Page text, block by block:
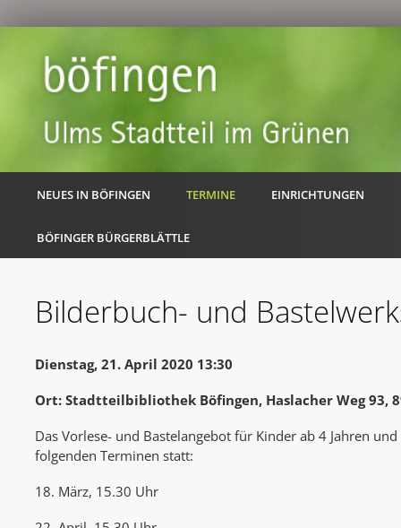
NEUES IN BÖFINGEN TERMINE EINRICHTUNGEN
BÖFINGER BÜRGERBLÄTTLE
Bilderbuch- und
Dienstag, 21. April 2020 13:30
Ort: Stadtteilbibliothek Böfingen, Haslacher Weg 93,
Das Vorlese- und Bastelangebot für Kinder ab 4 Jahren
folgenden Terminen statt:
18. März, 15.30 Uhr